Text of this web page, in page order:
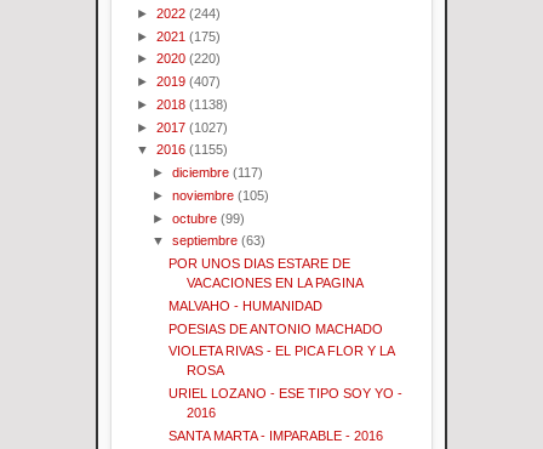
► 2022 (244)
► 2021 (175)
► 2020 (220)
► 2019 (407)
► 2018 (1138)
► 2017 (1027)
▼ 2016 (1155)
►diciembre (117)
►noviembre (105)
►octubre (99)
▼septiembre (63)
POR UNOS DIAS ESTARE DE
VACACIONES EN LA PAGINA
MALVAHO - HUMANIDAD
POESIAS DE ANTONIO MACHADO
VIOLETA RIVAS - EL PICA FLOR Y LA
ROSA
URIEL LOZANO - ESE TIPO SOY YO -
2016
SANTA MARTA - IMPARABLE - 2016